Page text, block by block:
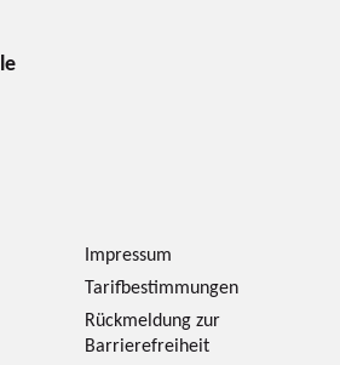
Impressum
Tarifbestimmungen
Rückmeldung zur
Barrierefreiheit